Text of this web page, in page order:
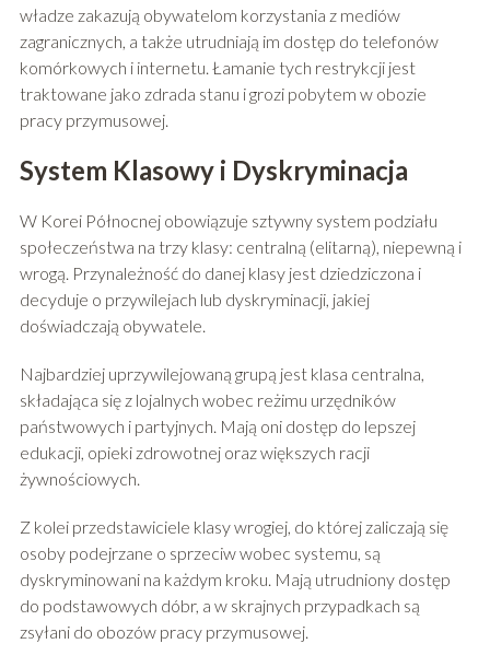
władze zakazują obywatelom korzystania z mediów
zagranicznych, a także utrudniają im dostęp do telefonów
komórkowych i internetu. Łamanie tych restrykcji jest
traktowane jako zdrada stanu i grozi pobytem w obozie
pracy przymusowej.
System Klasowy i Dyskryminacja
W Korei Północnej obowiązuje sztywny system podziału
społeczeństwa na trzy klasy: centralną (elitarną), niepewną i
wrogą. Przynależność do danej klasy jest dziedziczona i
decyduje o przywilejach lub dyskryminacji, jakiej
doświadczają obywatele.
Najbardziej uprzywilejowaną grupą jest klasa centralna,
składająca się z lojalnych wobec reżimu urzędników
państwowych i partyjnych. Mają oni dostęp do lepszej
edukacji, opieki zdrowotnej oraz większych racji
żywnościowych.
Z kolei przedstawiciele klasy wrogiej, do której zaliczają się
osoby podejrzane o sprzeciw wobec systemu, są
dyskryminowani na każdym kroku. Mają utrudniony dostęp
do podstawowych dóbr, a w skrajnych przypadkach są
zsyłani do obozów pracy przymusowej.